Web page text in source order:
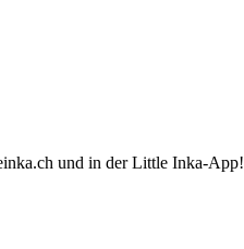
und in der Little Inka-App!